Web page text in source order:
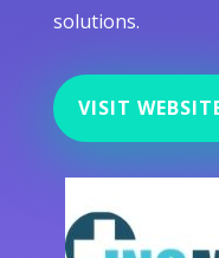
solutions.
VISIT